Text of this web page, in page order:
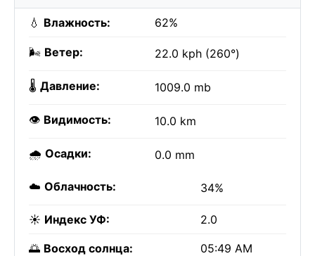
💧 Влажность: 62%
🌬️ Ветер: 22.0 kph (260°)
🌡️ Давление: 1009.0 mb
👁️ Видимость: 10.0 km
🌧️ Осадки: 0.0 mm
☁️ Облачность: 34%
☀️ Индекс УФ: 2.0
🌅 Восход солнца: 05:49 AM